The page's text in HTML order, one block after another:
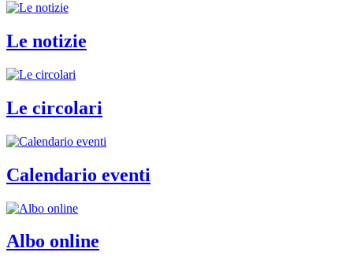
Le notizie
Le circolari
Calendario eventi
Albo online